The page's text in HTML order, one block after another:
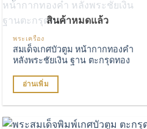
multiple
variants.
options
may
be
chosen
on
สินค้าหมดแล้ว
พระเครื่อง
สมเด็จเกศบัวตูม หน้ากากทองคํา
หลังพระชัยเงิน ฐาน ตะกรุดทอง
อ่านเพิ่ม